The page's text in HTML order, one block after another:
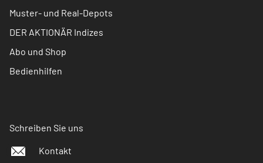
Muster- und Real-Depots
DER AKTIONÄR Indizes
Abo und Shop
Bedienhilfen
Schreiben Sie uns
Kontakt